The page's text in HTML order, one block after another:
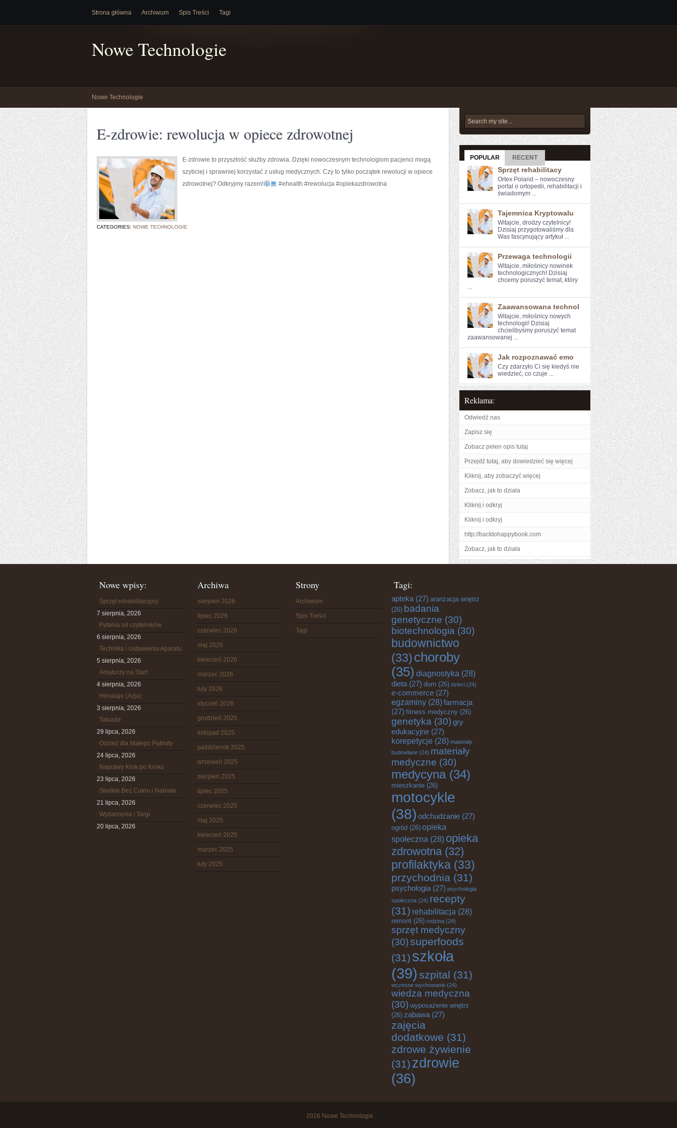
Strona główna Archiwum Spis Treści Tagi
Nowe Technologie
Nowe Technologie
E-zdrowie: rewolucja w opiece zdrowotnej
E-zdrowie to przyszłość służby zdrowia. Dzięki nowoczesnym technologiom pacjenci mogą
szybciej i sprawniej korzystać z usług medycznych. Czy to tylko początek rewolucji w opiece
zdrowotnej? Odkryjmy razem!
#ehealth #rewolucja #opiekazdrowotna
CATEGORIES: NOWE TECHNOLOGIE
POPULAR RECENT
Sprzęt rehabilitacy
Ortex Poland – nowoczesny
portal o ortopedii, rehabilitacji i
świadomym ...
Tajemnica Kryptowalu
Witajcie, drodzy czytelnicy!
⁢Dzisiaj przygotowaliśmy ​dla
⁣Was fascynujący artykuł ...
Przewaga technologii
Witajcie, miłośnicy nowinek
technologicznych! Dzisiaj
chcemy poruszyć temat, ⁣który
...
Zaawansowana technol
Witajcie, miłośnicy nowych⁢
technologii! Dzisiaj
chcielibyśmy poruszyć temat
zaawansowanej ...
Jak rozpoznawać emo
Czy zdarzyło Ci ‌się kiedyś ⁤nie
wiedzieć, ‍co czuje ...
Reklama:
Odwiedź nas
Zapisz się
Zobacz pełen opis tutaj
Przejdź tutaj, aby dowiedzieć się więcej
Kliknij, aby zobaczyć więcej
Zobacz, jak to działa
Kliknij i odkryj
Kliknij i odkryj
http://backtohappybook.com
Zobacz, jak to działa
Nowe wpisy:
Sprzęt rehabilitacyjny
7 sierpnia, 2026
Pytania od czytelników
6 sierpnia, 2026
Technika i Ustawienia Aparatu
5 sierpnia, 2026
Amatorzy na Start
4 sierpnia, 2026
Himalaje (Azja)
3 sierpnia, 2026
Tatuaże
29 lipca, 2026
Odzież dla Małego Patrioty
24 lipca, 2026
Naprawy Krok po Kroku
23 lipca, 2026
Słodkie Bez Cukru i Nabiału
21 lipca, 2026
Wydarzenia i Targi
20 lipca, 2026
Archiwa
sierpień 2026
lipiec 2026
czerwiec 2026
maj 2026
kwiecień 2026
marzec 2026
luty 2026
styczeń 2026
grudzień 2025
listopad 2025
październik 2025
wrzesień 2025
sierpień 2025
lipiec 2025
czerwiec 2025
maj 2025
kwiecień 2025
marzec 2025
luty 2025
Strony
Archiwum
Spis Treści
Tagi
Tagi:
apteka (27) aranżacja wnętrz
(26) badania
genetyczne (30)
biotechnologia (30)
budownictwo
(33)choroby
(35) diagnostyka (28)
dieta (27) dom (26) dzieci (24)
e-commerce (27)
egzaminy (28)farmacja
(27) fitness medyczny (26)
genetyka (30) gry
edukacyjne (27)
korepetycje (28) materiały
budowlane (24) materiały
medyczne (30)
medycyna(34)
mieszkanie (26)
motocykle
(38) odchudzanie (27)
ogród (26) opieka
społeczna (28) opieka
zdrowotna(32)
profilaktyka (33)
przychodnia (31)
psychologia (27) psychologia
społeczna (24) recepty
(31) rehabilitacja (28)
remont (26) rodzina (24)
sprzęt medyczny
(30)superfoods
(31) szkoła
(39) szpital (31)
wczesne wychowanie (24)
wiedza medyczna
(30) wyposażenie wnętrz
(26) zabawa (27)
zajęcia
dodatkowe (31)
zdrowe żywienie
(31) zdrowie
(36)
2026 Nowe Technologie .